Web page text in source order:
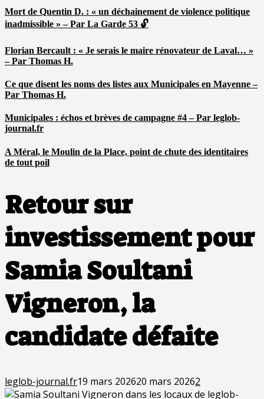
Mort de Quentin D. : « un déchainement de violence politique
inadmissible » – Par La Garde 53 🔓
Florian Bercault : « Je serais le maire rénovateur de Laval… »
– Par Thomas H.
Ce que disent les noms des listes aux Municipales en Mayenne –
Par Thomas H.
Municipales : échos et brèves de campagne #4 – Par leglob-
journal.fr
A Méral, le Moulin de la Place, point de chute des identitaires
de tout poil
Retour sur
investissement pour
Samia Soultani
Vigneron, la
candidate défaite
leglob-journal.fr19 mars 202620 mars 20262